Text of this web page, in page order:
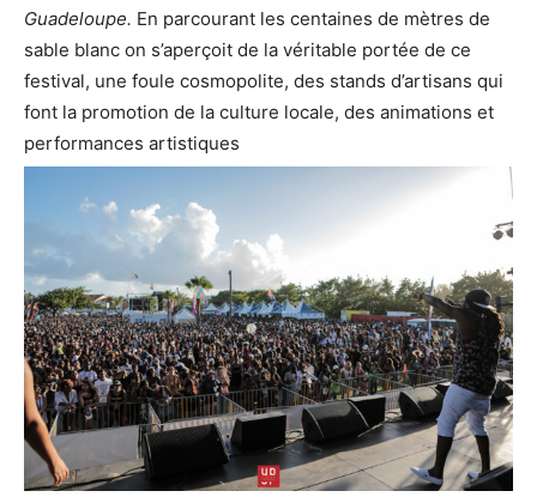
Guadeloupe. En parcourant les centaines de mètres de
sable blanc on s’aperçoit de la véritable portée de ce
festival, une foule cosmopolite, des stands d’artisans qui
font la promotion de la culture locale, des animations et
performances artistiques